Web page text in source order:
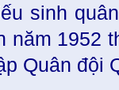
sinh
năm 1952
Quân đội